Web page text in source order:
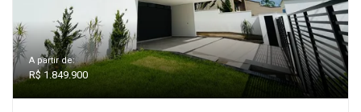
A partir de:
R$ 1.849.900